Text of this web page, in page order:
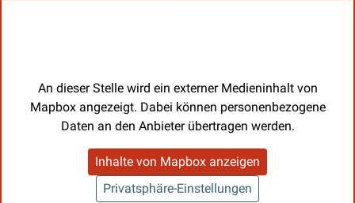
An dieser Stelle wird ein externer Medieninhalt von
Mapbox angezeigt. Dabei können personenbezogene
Daten an den Anbieter übertragen werden.
Inhalte von Mapbox anzeigen
Privatsphäre-Einstellungen